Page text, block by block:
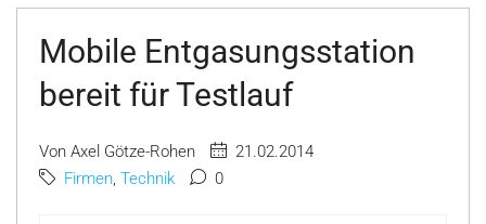
Mobile Entgasungsstation
bereit für Testlauf
Von Axel Götze-Rohen
21.02.2014
Firmen, Technik 0